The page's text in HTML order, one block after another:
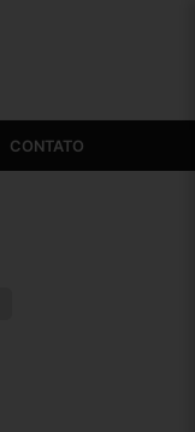
CONTATO